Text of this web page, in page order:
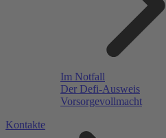
Im Notfall
Der Defi-Ausweis
Vorsorgevollmacht
Kontakte